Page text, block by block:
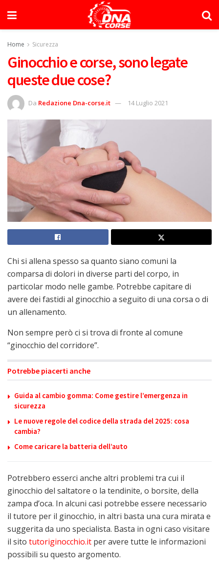
Home Sicurezza
Ginocchio e corse, sono legate
queste due cose?
Da Redazione Dna-corse.it 14 Luglio 2021
Chi si allena spesso sa quanto siano comuni la
comparsa di dolori in diverse parti del corpo, in
particolar modo nelle gambe. Potrebbe capitare di
avere dei fastidi al ginocchio a seguito di una corsa o di
un allenamento.
Non sempre però ci si trova di fronte al comune
“ginocchio del corridore”.
Potrebbe piacerti anche
Guida al cambio gomma: Come gestire l’emergenza in
sicurezza
Le nuove regole del codice della strada del 2025: cosa
cambia?
Come caricare la batteria dell’auto
Potrebbero esserci anche altri problemi tra cui il
ginocchio del saltatore o la tendinite, o borsite, della
zampa d’oca. In alcuni casi potrebbe essere necessario
il tutore per il ginocchio, in altri basta una cura mirata e
suggerita da uno specialista. Basta in ogni caso visitare
il sito tutoriginocchio.it per avere tutte le informazioni
possibili su questo argomento.